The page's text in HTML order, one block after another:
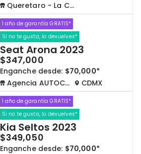
Queretaro - La Capilla
1 año de garantía GRATIS*
Si no te gusta, lo devuelves*
Seat Arona 2023
$347,000
Enganche desde: $70,000*
Agencia AUTOCOM
CDMX
1 año de garantía GRATIS*
Si no te gusta, lo devuelves*
Kia Seltos 2023
$349,050
Enganche desde: $70,000*